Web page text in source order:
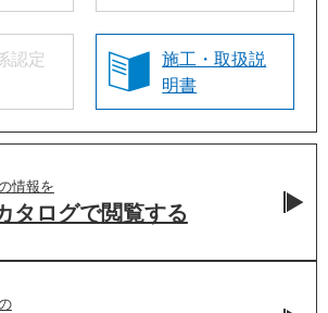
認定
施工・取扱説
明書
情報を
タログで閲覧する